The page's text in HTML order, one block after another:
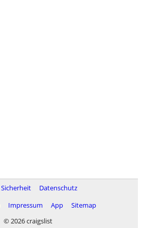
Sicherheit
Datenschutz
Impressum App
Sitemap
© 2026 craigslist